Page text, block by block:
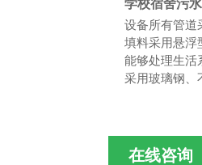
学校宿舍污
设备所有管道
填料采用悬浮
能够处理生活
采用玻璃钢、
在线咨询